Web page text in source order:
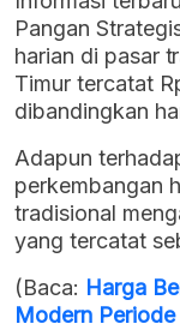
Pangan
harian di pasar
Timur tercatat
dibandingkan
Adapun
perkembangan
tradisional
yang tercatat
(Baca: Harga
Modern